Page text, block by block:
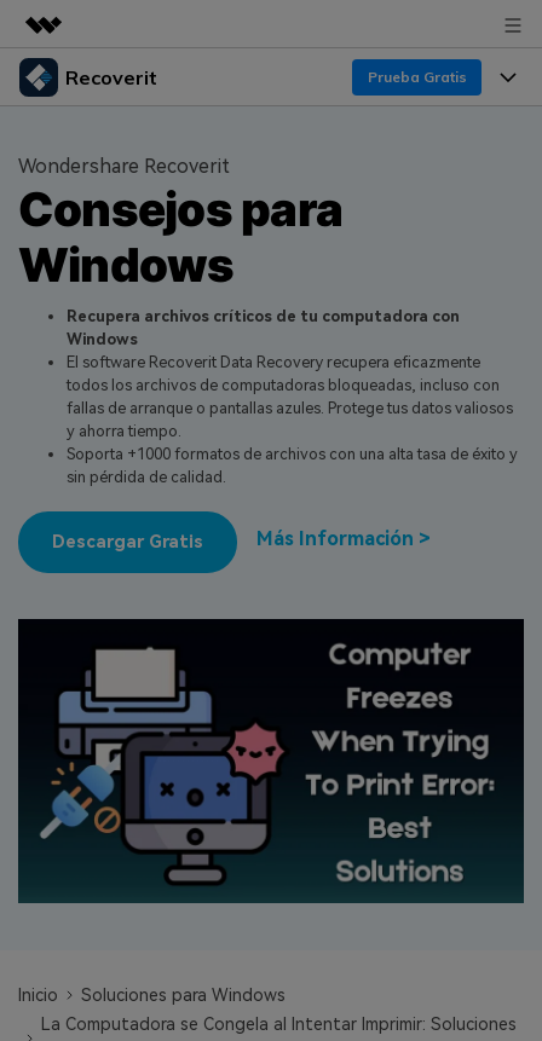
Productos destacados
Utilidades
Soluciones
Quiénes somos
Sala de prensa
Tienda
Soporte
Recoverit Prueba Gratis
Recoverit para Windows
Líder en recuperación para Windows
Pruébalo Gratis
Recoverit para Mac
Recupera datos ilimitados del sistema Mac
Pruébalo Gratis
Recupera datos perdidos/eliminados gratis
Pruébalo Gratis
Otros Productos
Repairit - Reparar Datos
Funciones
Recuperar de Unidades
Recuperar Medios Borrados
Soluciones de Recuperación Exclusivas Nuevo
Recuperar Documentos
Escenarios de Pérdida de Datos
VER TODAS LAS FUNCIONES
Recursos
Por qué Recoverit
Experto en Recuperación de Datos
Historias de Clientes
Temas Destacados
DESCARGAR Sign In
search
Wondershare Recoverit
Consejos para
Windows
Recupera archivos críticos de tu computadora con
Windows
El software Recoverit Data Recovery recupera eficazmente
todos los archivos de computadoras bloqueadas, incluso con
fallas de arranque o pantallas azules. Protege tus datos valiosos
y ahorra tiempo.
Soporta +1000 formatos de archivos con una alta tasa de éxito y
sin pérdida de calidad.
Descargar Gratis Más Información >
Inicio
Soluciones para Windows
La Computadora se Congela al Intentar Imprimir: Soluciones